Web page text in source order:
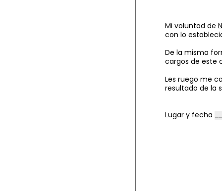
Mi voluntad de
con lo
De la misma
cargos de este
Les ruego me
resultado de la
Lugar y fecha